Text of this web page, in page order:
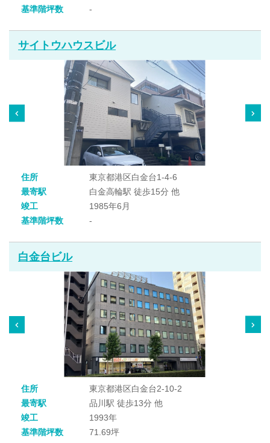
基準階坪数
-
サイトウハウスビル
住所
東京都港区白金台1-4-6
最寄駅
白金高輪駅 徒歩15分 他
竣工
1985年6月
基準階坪数
-
白金台ビル
住所
東京都港区白金台2-10-2
最寄駅
品川駅 徒歩13分 他
竣工
1993年
基準階坪数
71.69坪